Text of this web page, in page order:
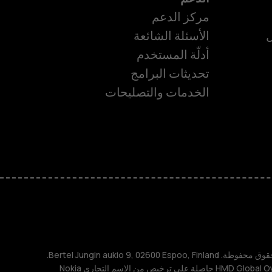
مركز الدعم
الأسئلة الشائعة
أدلّة المستخدم
تحديثات البرامج
الخدمات والتصليحات
TM و © 2026 HMD Global. جميع الحقوق محفوظة. Bertel Jungin aukio 9, 02600 Espoo, Finland.
مُعرِّف الشركة: 2724044-2. شركة HMD Global Oy حاصلة على ترخيص من الاسم التجاري Nokia